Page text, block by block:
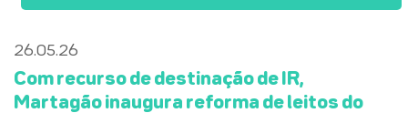
26.05.26
Com recurso de destinação de IR,
Martagão inaugura reforma de leitos do